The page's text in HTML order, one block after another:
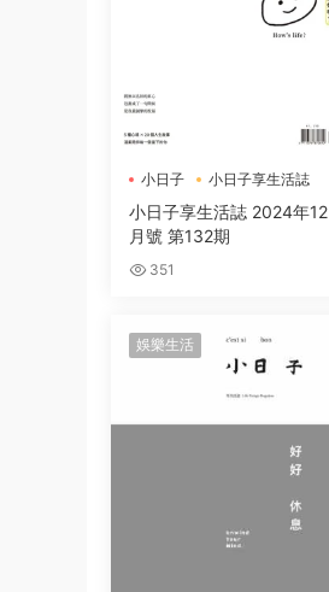
小日子 小日子享生活誌
小日子享生活誌 2024年12
月號 第132期
351
娛樂生活